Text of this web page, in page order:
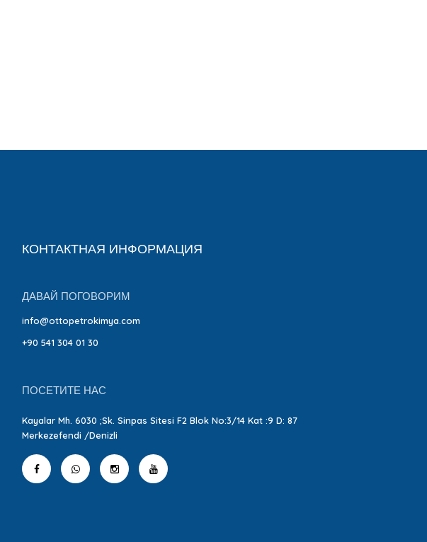
КОНТАКТНАЯ ИНФОРМАЦИЯ
ДАВАЙ ПОГОВОРИМ
info@ottopetrokimya.com
+90 541 304 01 30
ПОСЕТИТЕ НАС
Kayalar Mh. 6030 ;Sk. Sinpas Sitesi F2 Blok No:3/14 Kat :9 D: 87
Merkezefendi /Denizli